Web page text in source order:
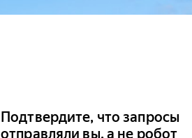
Подтвердите, что запросы
отправляли вы, а не робот